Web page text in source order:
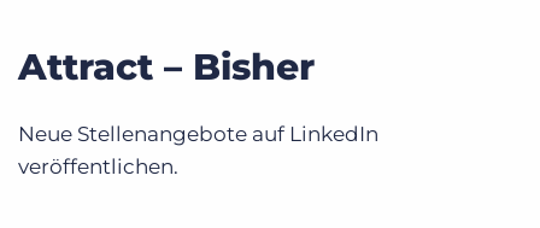
Attract – Bisher
Neue Stellenangebote auf LinkedIn
veröffentlichen.